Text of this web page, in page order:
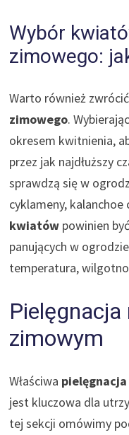
Wybór
zimowego:
Warto również
zimowego.
okresem kwitnienia,
przez jak najdłuższy
sprawdzą się w
cyklameny,
kwiatów powinien
panujących w
temperatura,
zimowym
Właściwa
jest kluczowa dla
tej sekcji omówimy